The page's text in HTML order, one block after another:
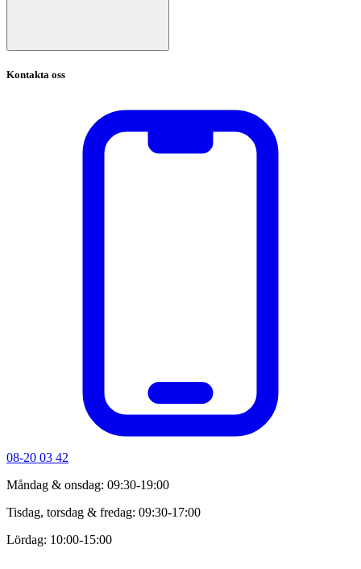
Kontakta oss
08-20 03 42
Måndag & onsdag: 09:30-19:00
Tisdag, torsdag & fredag: 09:30-17:00
Lördag: 10:00-15:00